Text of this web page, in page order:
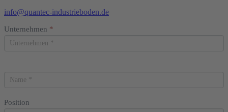
info@quantec-industrieboden.de
Schadensmeldung
Hompage
Unternehmen *
Position
Falls
Du
menschlich
dieses
Feld